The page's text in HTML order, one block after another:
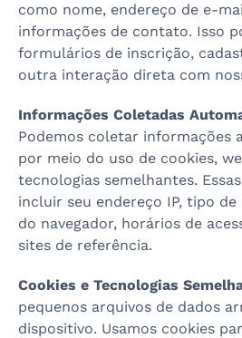
como nome, endereço de e-
informações de contato. Isso
formulários de inscrição,
outra interação direta com
Informações Coletadas
Podemos coletar informações
por meio do uso de cookies,
tecnologias semelhantes.
incluir seu endereço IP, tipo de
do navegador, horários de
sites de referência.
Cookies e Tecnologias
pequenos arquivos de dados
dispositivo. Usamos cookies